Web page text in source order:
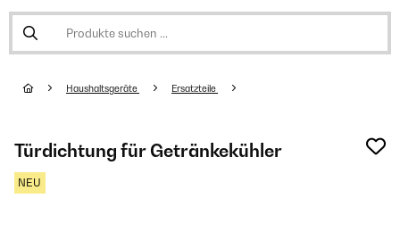
Haushaltsgeräte Ersatzteile
Türdichtung für Getränkekühler
NEU